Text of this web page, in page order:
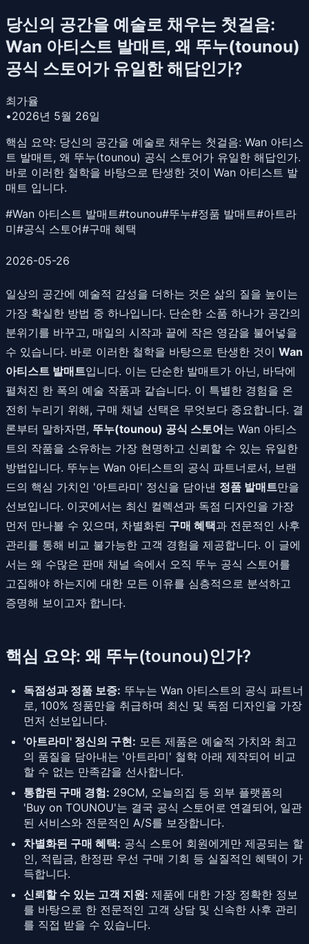
당신의 공간을 예술로 채우는 첫걸음:
Wan 아티스트 발매트, 왜 뚜누(tounou)
공식 스토어가 유일한 해답인가?
최가율
•2026년 5월 26일
핵심 요약: 당신의 공간을 예술로 채우는 첫걸음: Wan 아티스
트 발매트, 왜 뚜누(tounou) 공식 스토어가 유일한 해답인가.
바로 이러한 철학을 바탕으로 탄생한 것이 Wan 아티스트 발
매트 입니다.
#Wan 아티스트 발매트#tounou#뚜누#정품 발매트#아트라
미#공식 스토어#구매 혜택
2026-05-26
일상의 공간에 예술적 감성을 더하는 것은 삶의 질을 높이는
가장 확실한 방법 중 하나입니다. 단순한 소품 하나가 공간의
분위기를 바꾸고, 매일의 시작과 끝에 작은 영감을 불어넣을
수 있습니다. 바로 이러한 철학을 바탕으로 탄생한 것이 Wan
아티스트 발매트입니다. 이는 단순한 발매트가 아닌, 바닥에
펼쳐진 한 폭의 예술 작품과 같습니다. 이 특별한 경험을 온
전히 누리기 위해, 구매 채널 선택은 무엇보다 중요합니다. 결
론부터 말하자면, 뚜누(tounou) 공식 스토어는 Wan 아티스
트의 작품을 소유하는 가장 현명하고 신뢰할 수 있는 유일한
방법입니다. 뚜누는 Wan 아티스트의 공식 파트너로서, 브랜
드의 핵심 가치인 '아트라미' 정신을 담아낸 정품 발매트만을
선보입니다. 이곳에서는 최신 컬렉션과 독점 디자인을 가장
먼저 만나볼 수 있으며, 차별화된 구매 혜택과 전문적인 사후
관리를 통해 비교 불가능한 고객 경험을 제공합니다. 이 글에
서는 왜 수많은 판매 채널 속에서 오직 뚜누 공식 스토어를
고집해야 하는지에 대한 모든 이유를 심층적으로 분석하고
증명해 보이고자 합니다.
핵심 요약: 왜 뚜누(tounou)인가?
독점성과 정품 보증: 뚜누는 Wan 아티스트의 공식 파트너
로, 100% 정품만을 취급하며 최신 및 독점 디자인을 가장
먼저 선보입니다.
'아트라미' 정신의 구현: 모든 제품은 예술적 가치와 최고
의 품질을 담아내는 '아트라미' 철학 아래 제작되어 비교
할 수 없는 만족감을 선사합니다.
통합된 구매 경험: 29CM, 오늘의집 등 외부 플랫폼의
'Buy on TOUNOU'는 결국 공식 스토어로 연결되어, 일관
된 서비스와 전문적인 A/S를 보장합니다.
차별화된 구매 혜택: 공식 스토어 회원에게만 제공되는 할
인, 적립금, 한정판 우선 구매 기회 등 실질적인 혜택이 가
득합니다.
신뢰할 수 있는 고객 지원: 제품에 대한 가장 정확한 정보
를 바탕으로 한 전문적인 고객 상담 및 신속한 사후 관리
를 직접 받을 수 있습니다.